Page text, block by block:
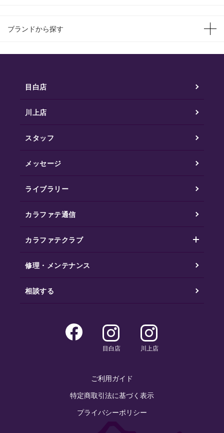
ブランドから探す
目白店
川上店
スタッフ
メッセージ
ライブラリー
カラファテ通信
カラファテクラブ
修理・メンテナンス
相談する
目白店 川上店
ご利用ガイド
特定商取引法に基づく表示
プライバシーポリシー